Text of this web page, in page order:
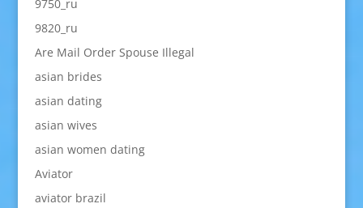
9750_ru
9820_ru
Are Mail Order Spouse Illegal
asian brides
asian dating
asian wives
asian women dating
Aviator
aviator brazil